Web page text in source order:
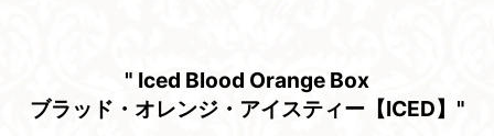
" Iced Blood Orange Box
ブラッド・オレンジ・アイスティー【ICED】"